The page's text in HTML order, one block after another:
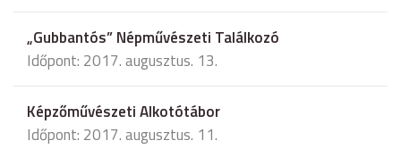
„Gubbantós” Népművészeti Találkozó
Időpont: 2017. augusztus. 13.
Képzőművészeti Alkotótábor
Időpont: 2017. augusztus. 11.